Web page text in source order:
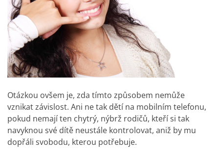
Otázkou ovšem je, zda tímto způsobem nemůže
vznikat závislost. Ani ne tak dětí na mobilním telefonu,
pokud nemají ten chytrý, nýbrž rodičů, kteří si tak
navyknou své dítě neustále kontrolovat, aniž by mu
dopřáli svobodu, kterou potřebuje.